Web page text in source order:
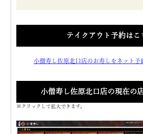
テイクアウト予約はこ
小僧寿し佐原北口店のお寿しをネット予
小僧寿し佐原北口店の現在の
※クリックして拡大できます。